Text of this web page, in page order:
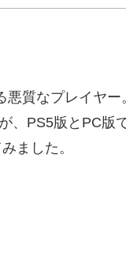
質なプレイヤ
、PS5版とPC版
ました。